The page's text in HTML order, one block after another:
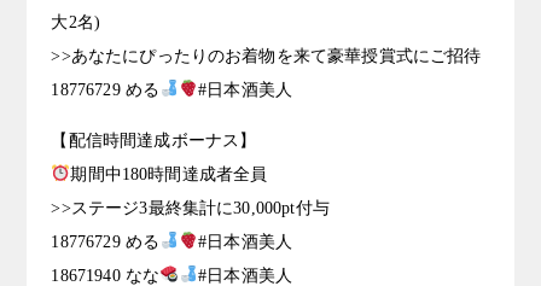
大2名)
>>あなたにぴったりのお着物を来て豪華授賞式にご招待
18776729 める
#日本酒美人
【配信時間達成ボーナス】
期間中180時間達成者全員
>>ステージ3最終集計に30,000pt付与
18776729 める
#日本酒美人
18671940 なな
#日本酒美人